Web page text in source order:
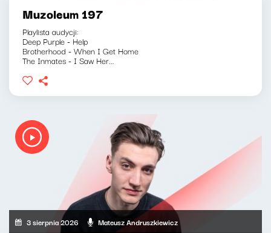
Muzoleum 197
Playlista audycji:
Deep Purple - Help
Brotherhood - When I Get Home
The Inmates - I Saw Her...
3 sierpnia 2026 Mateusz Andruszkiewicz